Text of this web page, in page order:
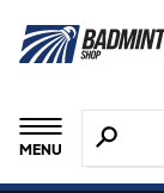
MENU
Zoeken